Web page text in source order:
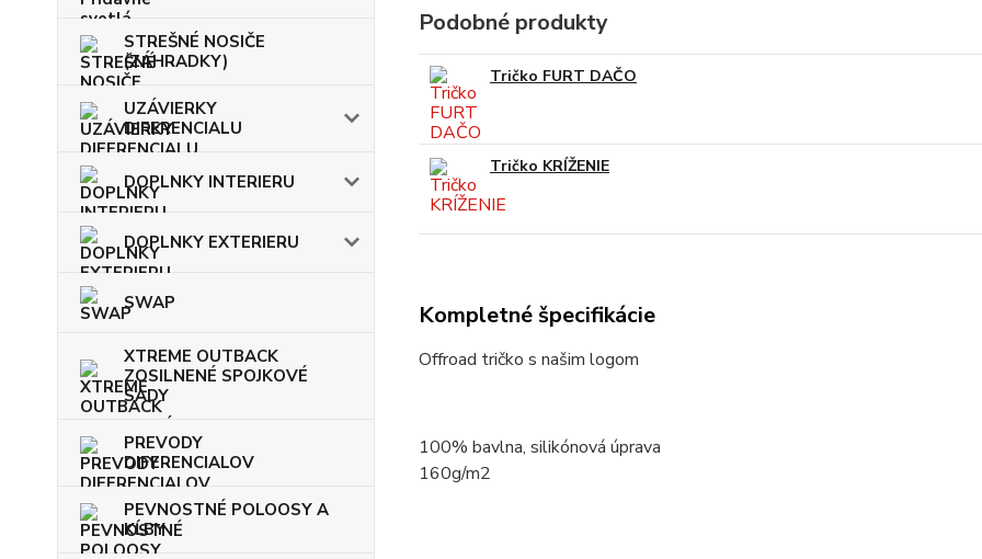
STREŠNÉ NOSIČE
(ZÁHRADKY)
UZÁVIERKY
DIFERENCIALU
DOPLNKY INTERIERU
DOPLNKY EXTERIERU
SWAP
XTREME OUTBACK
ZOSILNENÉ SPOJKOVÉ
SADY
PREVODY
DIFERENCIALOV
PEVNOSTNÉ POLOOSY A
KĹBY
Podobné produkty
Tričko FURT DAČO
Tričko KRÍŽENIE
Kompletné špecifikácie
Offroad tričko s našim logom
100% bavlna, silikónová úprava
160g/m2